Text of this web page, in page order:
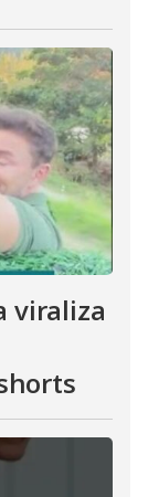
viraliza